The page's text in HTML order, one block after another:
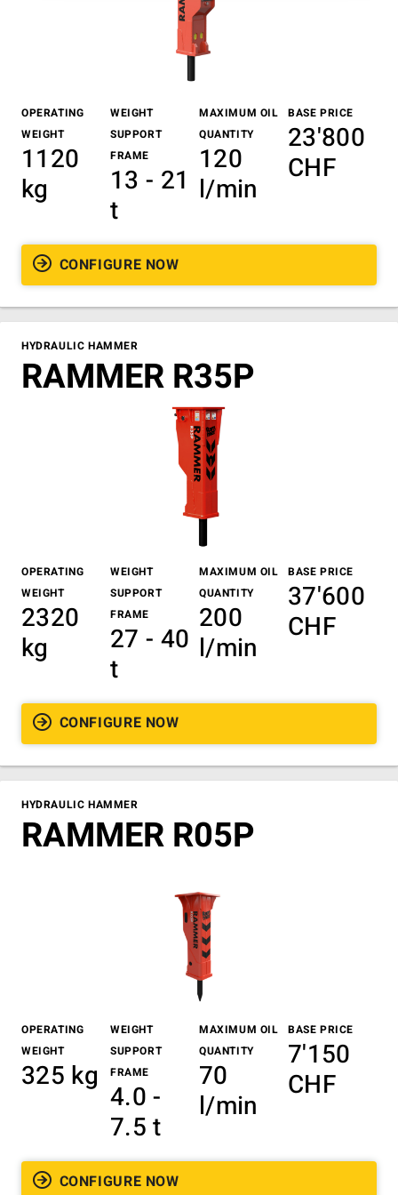
OPERATING
WEIGHT
1120
kg
WEIGHT
SUPPORT
FRAME
13 - 21
t
MAXIMUM OIL
QUANTITY
120
l/min
BASE PRICE
23'800
CHF
CONFIGURE NOW
HYDRAULIC HAMMER
RAMMER R35P
OPERATING
WEIGHT
2320
kg
WEIGHT
SUPPORT
FRAME
27 - 40
t
MAXIMUM OIL
QUANTITY
200
l/min
BASE PRICE
37'600
CHF
CONFIGURE NOW
HYDRAULIC HAMMER
RAMMER R05P
OPERATING
WEIGHT
325 kg
WEIGHT
SUPPORT
FRAME
4.0 -
7.5 t
MAXIMUM OIL
QUANTITY
70
l/min
BASE PRICE
7'150
CHF
CONFIGURE NOW